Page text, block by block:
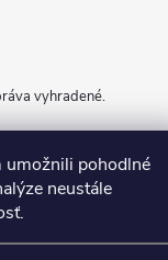
umožnili pohodlné
neustále
vyhradené.